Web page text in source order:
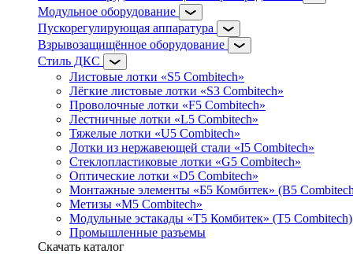
Модульное оборудование
Пускорегулирующая аппаратура
Взрывозащищённое оборудование
Стиль ДКС
Листовые лотки «S5 Combitech»
Лёгкие листовые лотки «S3 Combitech»
Проволочные лотки «F5 Combitech»
Лестничные лотки «L5 Combitech»
Тяжелые лотки «U5 Combitech»
Лотки из нержавеющей стали «I5 Combitech»
Стеклопластиковые лотки «G5 Combitech»
Оптические лотки «D5 Combitech»
Монтажные элементы «Б5 Комбитек» (B5
Метизы «M5 Combitech»
Модульные эстакады «Т5 Комбитек» (T5 Combitech)
Промышленные разъемы
Скачать каталог